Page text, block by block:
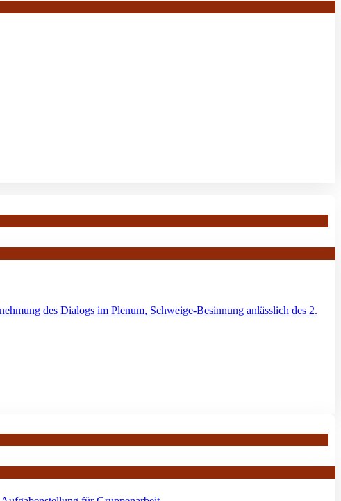
des Dialogs im Plenum, Schweige-Besinnung anlässlich des 2.